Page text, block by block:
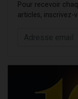
Pour recevoir
articles, inscrivez-